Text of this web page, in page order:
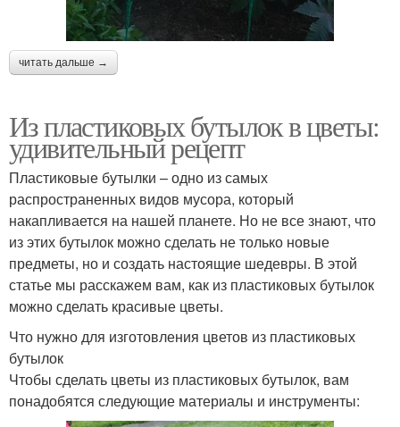
читать дальше →
Из пластиковых бутылок в цветы:
удивительный рецепт
Пластиковые бутылки – одно из самых
распространенных видов мусора, который
накапливается на нашей планете. Но не все знают, что
из этих бутылок можно сделать не только новые
предметы, но и создать настоящие шедевры. В этой
статье мы расскажем вам, как из пластиковых бутылок
можно сделать красивые цветы.
Что нужно для изготовления цветов из пластиковых
бутылок
Чтобы сделать цветы из пластиковых бутылок, вам
понадобятся следующие материалы и инструменты: